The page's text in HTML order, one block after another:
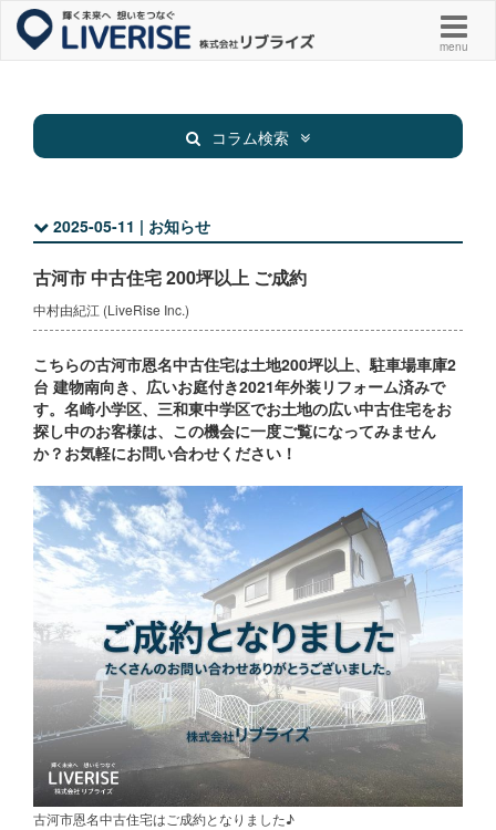
menu
コラム検索
2025-05-11 | お知らせ
古河市 中古住宅 200坪以上 ご成約
中村由紀江 (LiveRise Inc.)
こちらの古河市恩名中古住宅は土地200坪以上、駐車場車庫2
台 建物南向き、広いお庭付き2021年外装リフォーム済みで
す。名崎小学区、三和東中学区でお土地の広い中古住宅をお
探し中のお客様は、この機会に一度ご覧になってみません
か？お気軽にお問い合わせください！
古河市恩名中古住宅はご成約となりました♪